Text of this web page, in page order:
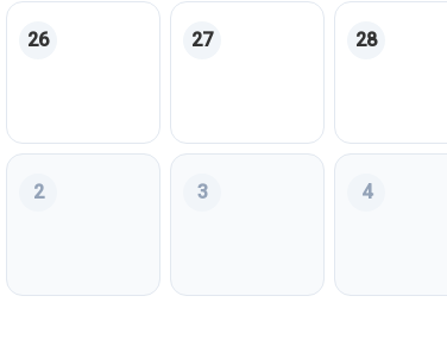
2026
Mittwoch, 26. August 2026
26
Donnerstag, 27. August 2026
27
Freitag, 28.
28
2026
Mittwoch, 02. September 2026
2
Donnerstag, 03. September 2026
3
Freitag,
4